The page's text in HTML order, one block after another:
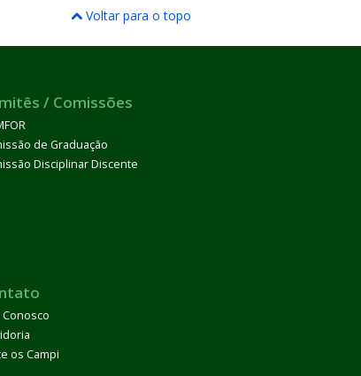
Voltar para o topo
/ Comissões
de Graduação
Disciplinar Discente
Conosco
os Campi